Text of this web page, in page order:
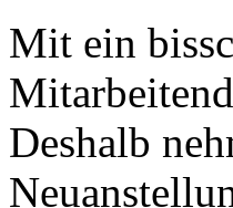
Mit ein
Deshalb